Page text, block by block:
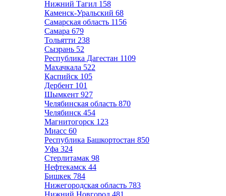
Нижний Тагил 158
Каменск-Уральский 68
Самарская область 1156
Самара 679
Тольятти 238
Сызрань 52
Республика Дагестан 1109
Махачкала 522
Каспийск 105
Дербент 101
Шымкент 927
Челябинская область 870
Челябинск 454
Магнитогорск 123
Миасс 60
Республика Башкортостан 850
Уфа 324
Стерлитамак 98
Нефтекамск 44
Бишкек 784
Нижегородская область 783
Нижний Новгород 481